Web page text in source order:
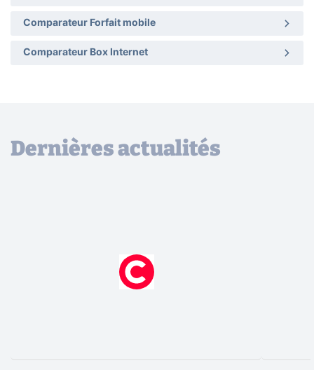
Comparateur Forfait mobile
Comparateur Box Internet
Dernières actualités